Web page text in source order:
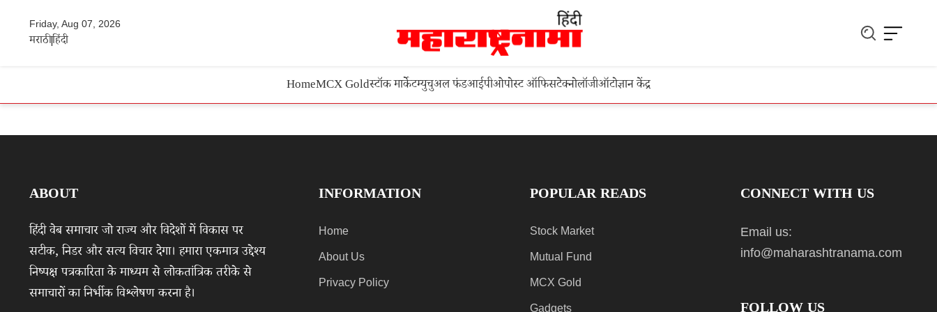
Friday, Aug 07, 2026
मराठीहिंदी
HomeMCX Goldस्टॉक मार्केटम्युचुअल फंडआईपीओपोस्ट ऑफिसटेक्नोलॉजीऑटोज्ञान केंद्र
ABOUT
हिंदी वेब समाचार जो राज्य और विदेशों में विकास पर
सटीक, निडर और सत्य विचार देगा। हमारा एकमात्र उद्देश्य
निष्पक्ष पत्रकारिता के माध्यम से लोकतांत्रिक तरीके से
समाचारों का निर्भीक विश्लेषण करना है।
INFORMATION
Home
About Us
Privacy Policy
POPULAR READS
Stock Market
Mutual Fund
MCX Gold
Gadgets
CONNECT WITH US
Email us:
info@maharashtranama.com